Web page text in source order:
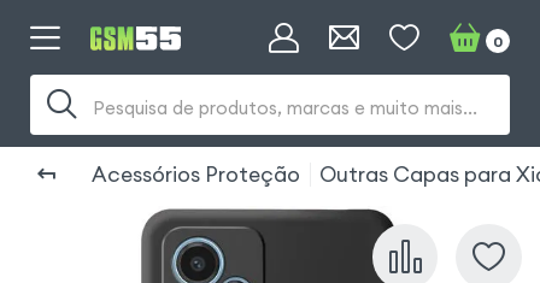
Pesquisa de produtos, marcas e muito mais...
0
Acessórios Proteção Outras Capas para